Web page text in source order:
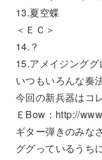
13.夏空蝶
＜ＥＣ＞
14.？
15.アメイジンググ
いつもいろんな奏
今回の新兵器はコ
ＥBow：http://
ギター弾きのみな
ググっているうち